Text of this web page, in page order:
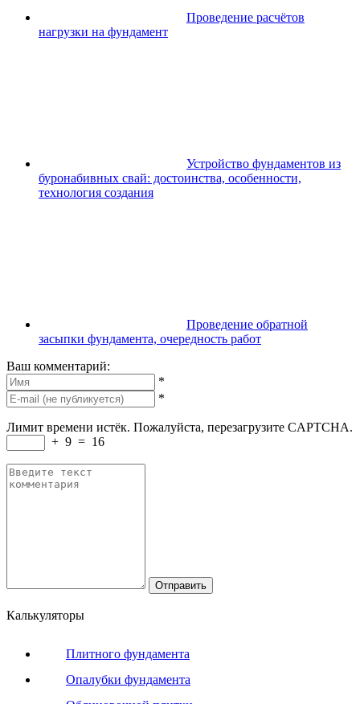
Проведение расчётов
нагрузки на фундамент
Устройство фундаментов из
буронабивных свай: достоинства, особенности,
технология создания
Проведение обратной
засыпки фундамента, очередность работ
Ваш комментарий:
*
*
Лимит времени истёк. Пожалуйста, перезагрузите CAPTCHA.
+ 9 = 16
Калькуляторы
Плитного фундамента
Опалубки фундамента